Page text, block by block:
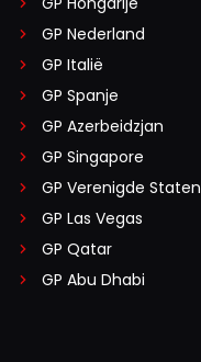
GP Nederland
GP Italië
GP Spanje
GP Azerbeidzjan
GP Singapore
GP Verenigde Staten
GP Las Vegas
GP Qatar
GP Abu Dhabi